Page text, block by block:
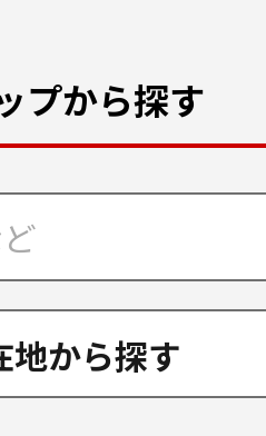
プから探す
地から探す